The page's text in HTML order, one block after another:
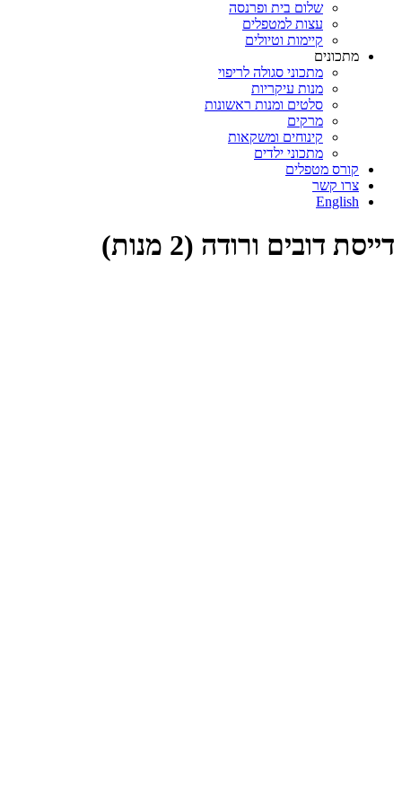
שלום בית ופרנסה
עצות למטפלים
קיימות וטיולים
מתכונים
מתכוני סגולה לריפוי
מנות עיקריות
סלטים ומנות ראשונות
מרקים
קינוחים ומשקאות
מתכוני ילדים
קורס מטפלים
צרו קשר
English
דייסת דובים ורודה (2 מנות)